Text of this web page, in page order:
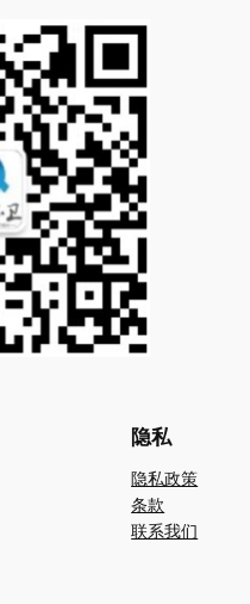
隐私
隐私政策
条款
联系我们